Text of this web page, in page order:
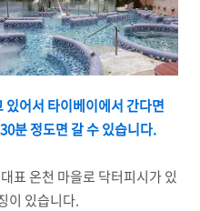
있어서 타이베이에서 간다면
분 정도면 갈 수 있습니다.
표 온천 마을로 닥터피시가 있
이 있습니다.